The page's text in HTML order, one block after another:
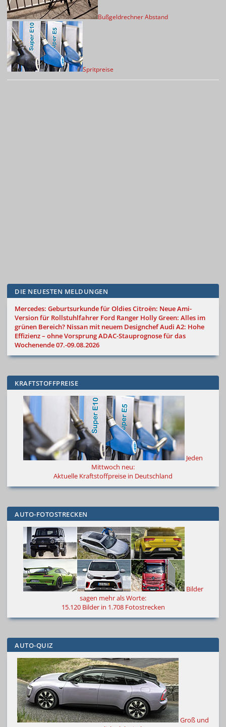
Bußgeldrechner Abstand
Spritpreise
DIE NEUESTEN MELDUNGEN
Mercedes: Geburtsurkunde für OldiesCitroën: Neue Ami-
Version für Rollstuhlfahrer Ford Ranger Holly Green: Alles im
grünen Bereich? Nissan mit neuem DesignchefAudi A2: Hohe
Effizienz – ohne VorsprungADAC-Stauprognose für das
Wochenende 07.-09.08.2026
KRAFTSTOFFPREISE
Jeden
Mittwoch neu:
Aktuelle Kraftstoffpreise in Deutschland
AUTO-FOTOSTRECKEN
Bilder
sagen mehr als Worte:
15.120 Bilder in 1.708 Fotostrecken
AUTO-QUIZ
Groß und